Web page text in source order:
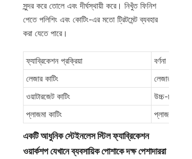
সুন্দর করে তোলে এবং দীর্ঘস্থায়ী করে। নিখুঁত ফিনিশ
পেতে পলিশিং এবং কোটিং-এর মতো ট্রিটমেন্ট ব্যবহার
করা যেতে পারে।
ফ্যাব্রিকেশন প্রক্রিয়া
বর্ণনা
লেজার কাটিং
লেজার বিম
ওয়াটারজেট কাটিং
উচ্চ-চাপের
প্লাজমা কাটিং
প্লাজমা টর্চ
একটি আধুনিক স্টেইনলেস স্টিল ফ্যাব্রিকেশন
ওয়ার্কশপ যেখানে ব্যবসায়িক পোশাকে দক্ষ পেশাদাররা